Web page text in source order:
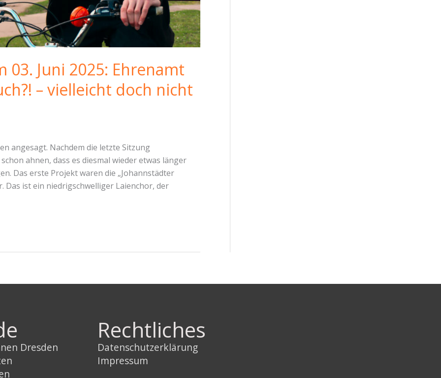
03. Juni 2025: Ehrenamt
– vielleicht doch nicht
angesagt. Nachdem die letzte Sitzung
ahnen, dass es diesmal wieder etwas länger
Das erste Projekt waren die „Johannstädter
Das ist ein niedrigschwelliger Laienchor, der
Dresden
Rechtliches
Datenschutzerklärung
Impressum